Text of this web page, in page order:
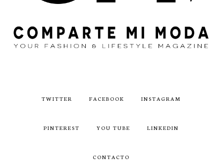
TWITTER FACEBOOK INSTAGRAM
PINTEREST YOU TUBE LINKEDIN
CONTACTO